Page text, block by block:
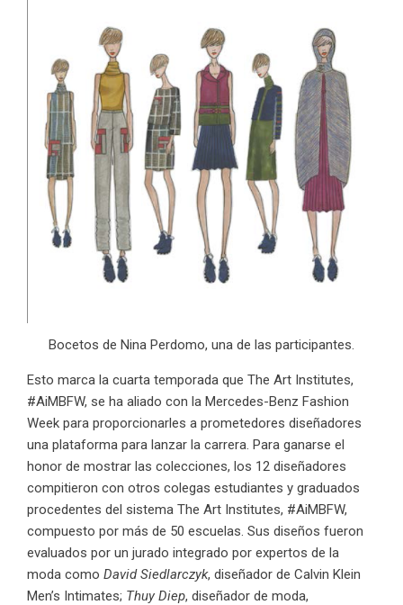
Bocetos de Nina Perdomo, una de las participantes.
Esto marca la cuarta temporada que The Art Institutes,
#AiMBFW, se ha aliado con la Mercedes-Benz Fashion
Week para proporcionarles a prometedores diseñadores
una plataforma para lanzar la carrera. Para ganarse el
honor de mostrar las colecciones, los 12 diseñadores
compitieron con otros colegas estudiantes y graduados
procedentes del sistema The Art Institutes, #AiMBFW,
compuesto por más de 50 escuelas. Sus diseños fueron
evaluados por un jurado integrado por expertos de la
moda como David Siedlarczyk, diseñador de Calvin Klein
Men’s Intimates; Thuy Diep, diseñador de moda,